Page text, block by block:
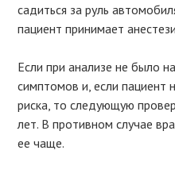
садиться за руль
пациент принимает
Если при анализе не было
симптомов и, если пациент
риска, то следующую
лет. В противном случае
ее чаще.